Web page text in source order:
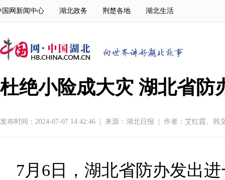
国网新闻中心 湖北政务 荆楚各地 湖北生活
杜绝小险成大灾 湖北省防
发布时间：2024-07-07 14:42:46 来源： 湖北日报 作者：艾红霞、韩
7月6日，湖北省防办发出